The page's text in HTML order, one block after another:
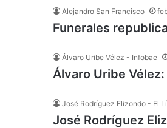
Alejandro San Francisco
Funerales
Álvaro Uribe Vélez - Infobae
Álvaro Uribe
José Rodríguez Elizondo - El
José Rodríguez